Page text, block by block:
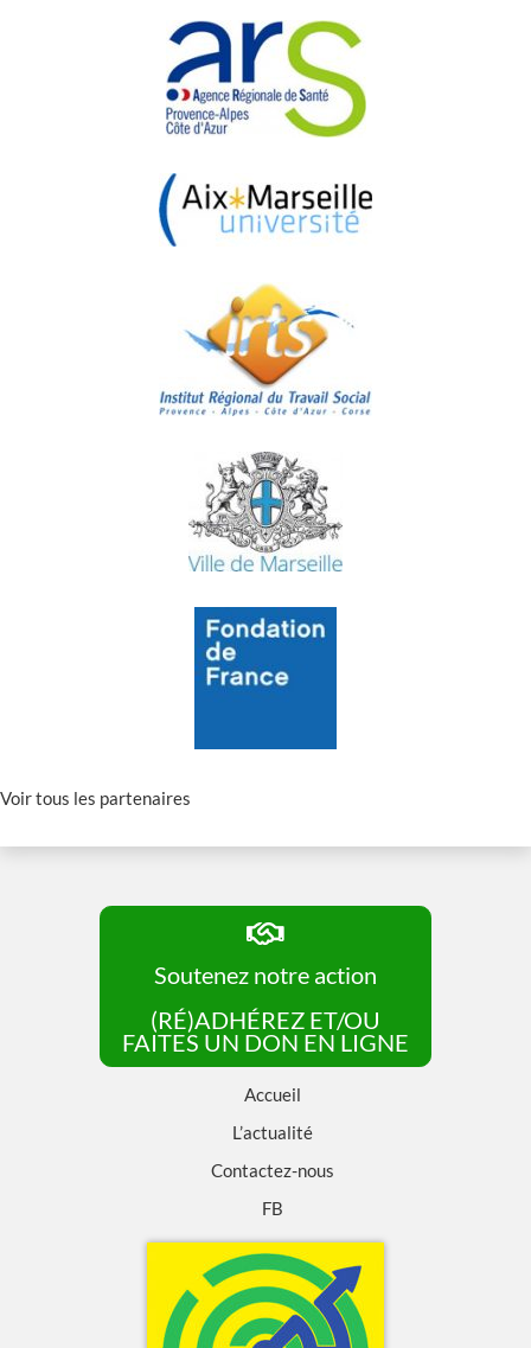
Voir tous les partenaires
Soutenez notre action
(RÉ)ADHÉREZ ET/OU
FAITES UN DON EN LIGNE
Accueil
L’actualité
Contactez-nous
FB